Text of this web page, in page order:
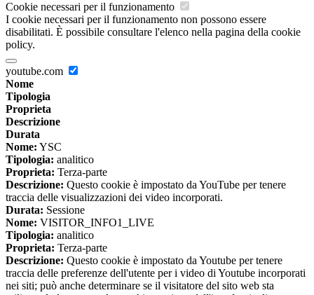
Cookie necessari per il funzionamento
I cookie necessari per il funzionamento non possono essere
disabilitati. È possibile consultare l'elenco nella pagina della cookie
policy.
youtube.com
Nome
Tipologia
Proprieta
Descrizione
Durata
Nome: YSC
Tipologia: analitico
Proprieta: Terza-parte
Descrizione: Questo cookie è impostato da YouTube per tenere
traccia delle visualizzazioni dei video incorporati.
Durata: Sessione
Nome: VISITOR_INFO1_LIVE
Tipologia: analitico
Proprieta: Terza-parte
Descrizione: Questo cookie è impostato da Youtube per tenere
traccia delle preferenze dell'utente per i video di Youtube incorporati
nei siti; può anche determinare se il visitatore del sito web sta